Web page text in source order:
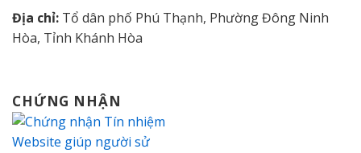
Địa chỉ: Tổ dân phố Phú Thạnh, Phường Đông Ninh
Hòa, Tỉnh Khánh Hòa
CHỨNG NHẬN